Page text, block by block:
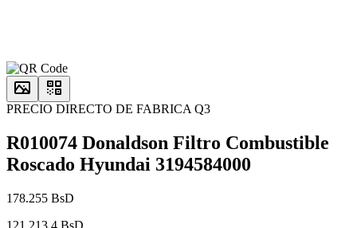
PRECIO DIRECTO DE FABRICA Q3
R010074 Donaldson Filtro Combustible
Roscado Hyundai 3194584000
178.255 BsD